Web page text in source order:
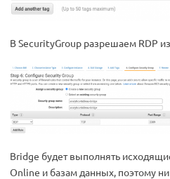
В SecurityGroup разрешаем RDP
Bridge будет выполнять
Online и базам данных, поэтому